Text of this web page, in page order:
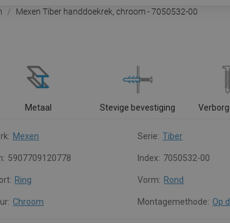
Mexen Tiber handdoekrek, chroom - 7050532-00
Metaal Stevige bevestiging
Mexen Serie: Tiber
5907709120778 Index: 7050532-00
Ring Vorm: Rond
Chroom Montagemethode: Op